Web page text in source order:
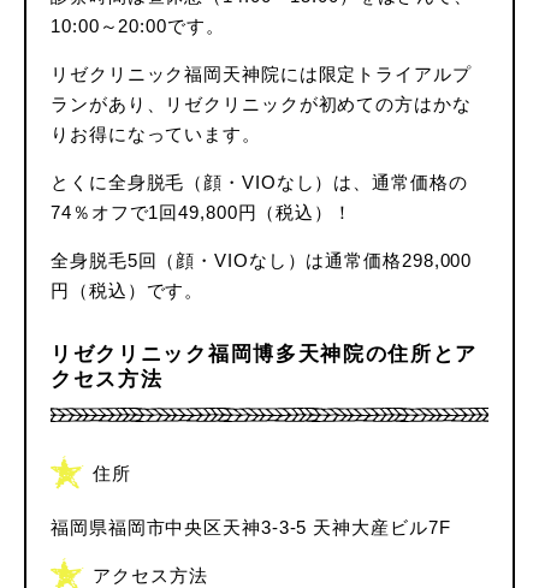
10:00～20:00です。
リゼクリニック福岡天神院には限定トライアルプ
ランがあり、リゼクリニックが初めての方はかな
りお得になっています。
とくに全身脱毛（顔・VIOなし）は、通常価格の
74％オフで1回49,800円（税込）！
全身脱毛5回（顔・VIOなし）は通常価格298,000
円（税込）です。
リゼクリニック福岡博多天神院の住所とア
クセス方法
住所
福岡県福岡市中央区天神3-3-5 天神大産ビル7F
アクセス方法